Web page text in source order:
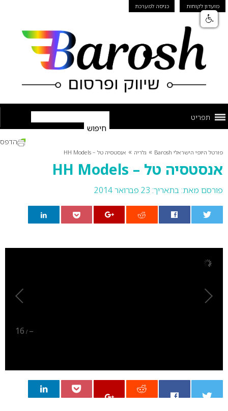
מועדון לקוחות כניסה למערכת
תפריט
פורטל היופי הישראלי Barosh » גלריה » אנסטסיה טל – HH Models
אנסטסיה טל – HH Models
פורסם מאת: בתאריך: 23 פברואר 2014
הדפס
–
/
16